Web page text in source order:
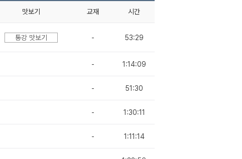
맛보기 교재 시간
통강 맛보기 - 53:29
- 1:14:09
- 51:30
- 1:30:11
- 1:11:14